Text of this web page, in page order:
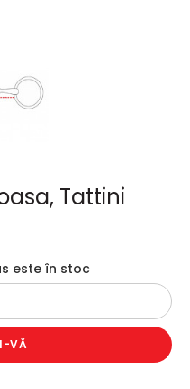
Tattini
este în stoc
VĂ